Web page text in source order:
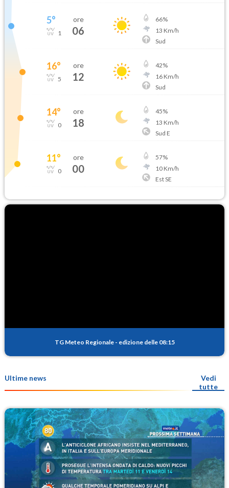
5°
1
ore
06
66%
13 Km/h
Sud
16°
5
ore
12
42%
16Km/h
Sud
14°
0
ore
18
45%
13 Km/h
Sud E
11°
0
ore
00
57%
10Km/h
Est SE
TG Meteo Regionale - edizione delle 08:15
Ultime news
Vedi
tutte